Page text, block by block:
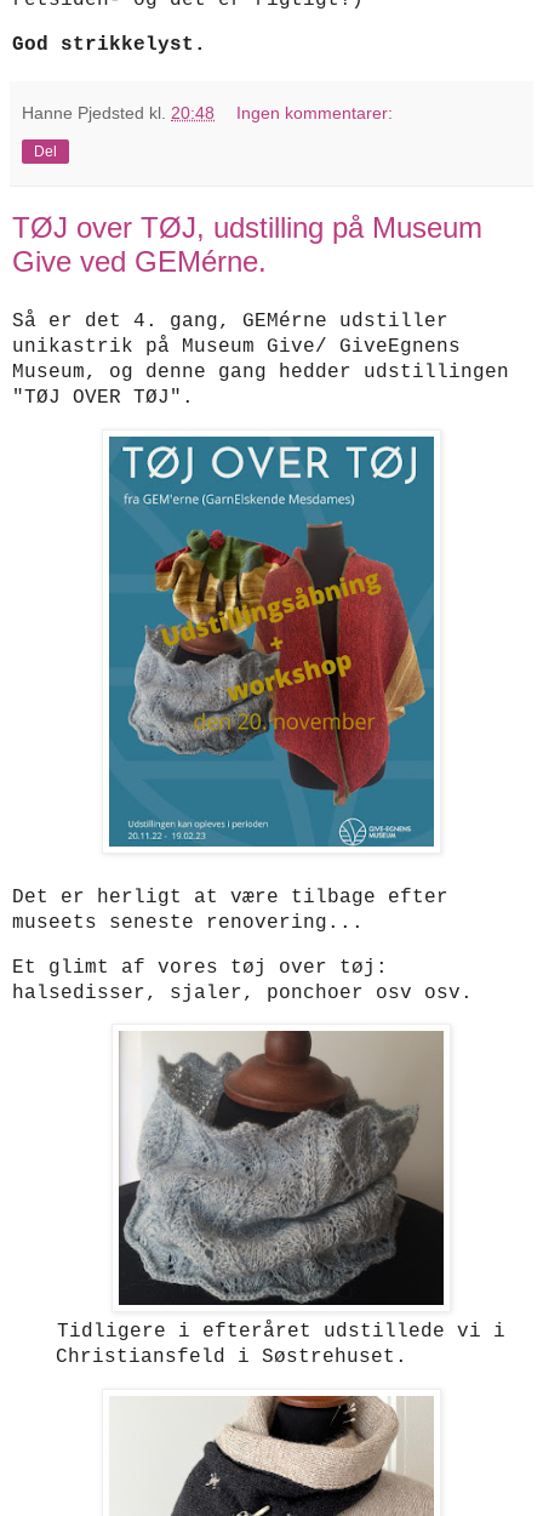
God strikkelyst.
Hanne Pjedsted kl. 20:48 Ingen kommentarer:
Del
TØJ over TØJ, udstilling på Museum
Give ved GEMérne.
Så er det 4. gang, GEMérne udstiller
unikastrik på Museum Give/ GiveEgnens
Museum, og denne gang hedder udstillingen
"TØJ OVER TØJ" .
Det er herligt at være tilbage efter
museets seneste renovering...
Et glimt af vores tøj over tøj:
halsedisser, sjaler, ponchoer osv osv.
Tidligere i efteråret udstillede vi i
Christiansfeld i Søstrehuset.